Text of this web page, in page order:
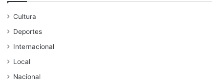
Cultura
Deportes
Internacional
Local
Nacional